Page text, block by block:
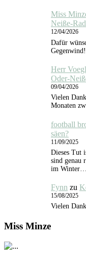
Miss
Neiße-
12/04/2026
Dafür
Herr
Oder-
09/04/2026
Vielen
Monaten
football
säen?
11/09/2025
Dieses Tut
sind genau
im Winter…
Fynn zu
15/08/2025
Vielen
Miss Minze